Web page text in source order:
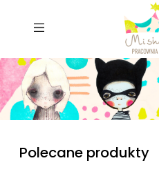
Polecane produkty